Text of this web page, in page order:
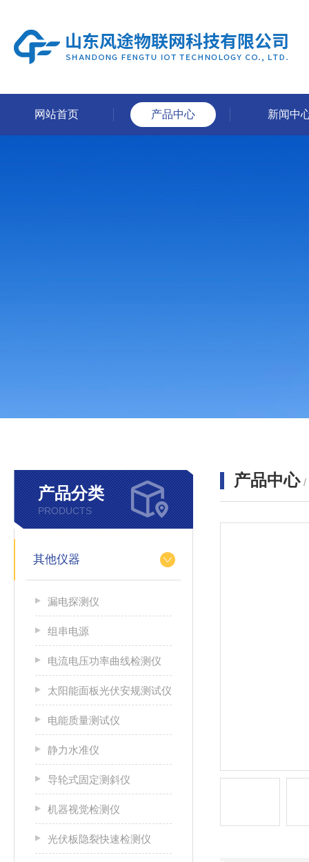
网站首页 产品中心 新闻中
产品分类
PRODUCTS
其他仪器
漏电探测仪
组串电源
电流电压功率曲线检测仪
太阳能面板光伏安规测试仪
电能质量测试仪
静力水准仪
导轮式固定测斜仪
机器视觉检测仪
光伏板隐裂快速检测仪
产品中心 /